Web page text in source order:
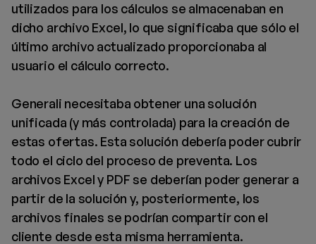
utilizados para los cálculos se almacenaban en
dicho archivo Excel, lo que significaba que sólo el
último archivo actualizado proporcionaba al
usuario el cálculo correcto.
Generali necesitaba obtener una solución
unificada (y más controlada) para la creación de
estas ofertas. Esta solución debería poder cubrir
todo el ciclo del proceso de preventa. Los
archivos Excel y PDF se deberían poder generar a
partir de la solución y, posteriormente, los
archivos finales se podrían compartir con el
cliente desde esta misma herramienta.